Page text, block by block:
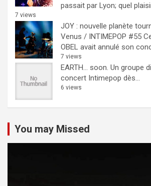
passait par Lyon; quel
7 views
JOY : nouvelle planète
Venus / INTIMEPOP #55
OBEL avait annulé son
7 views
EARTH… soon. Un groupe
concert Intimepop dès...
6 views
You may Missed